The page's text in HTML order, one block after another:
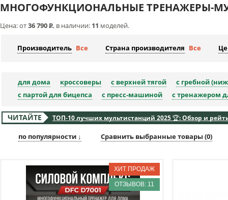
МНОГОФУНКЦИОНАЛЬНЫЕ ТРЕНАЖЕРЫ-
Цена: от36 790Р, в наличии: 11 моделей.
Производитель Все Страна производителя Все
для дома кроссоверы с верхней тягой
с гребной
с партой для бицепса
с пресс-машиной с тренажером
ЧИТАЙТЕ ТОП-10 лучших мультистанций 2025 🏆: Обзор и
по популярности ↓ Сравнить выбранные товары (0)
ОТЗЫВОВ: 11